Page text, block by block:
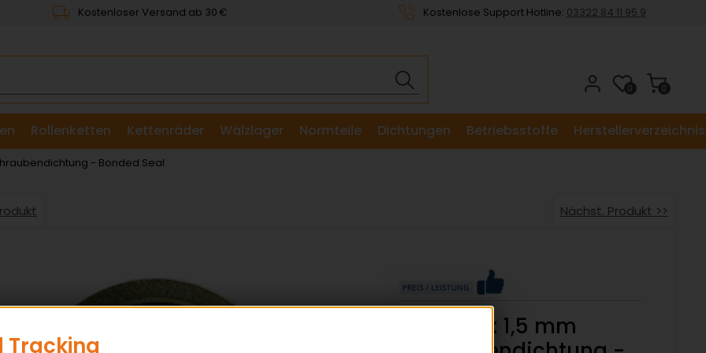
Kostenloser Versand ab 30 € Kostenlose Support Hotline: 03322 84 11 95 9
0
0
Rollenketten
Kettenräder
& Scheiben
Wälzlager Normteile Dichtungen Betriebsstoffe Herstellerverzeichnis
- Bonded Seal
Nächst. Produkt >>
13,7 x 20 x 1,5 mm
Tracking